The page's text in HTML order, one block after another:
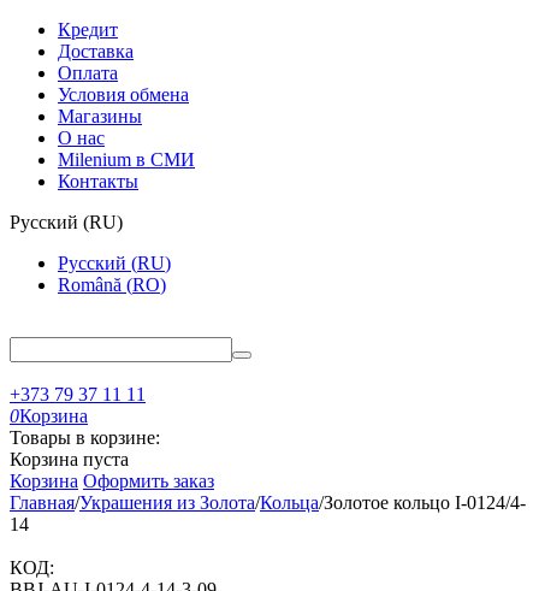
Кредит
Доставка
Оплата
Условия обмена
Магазины
О нас
Milenium в СМИ
Контакты
Русский (RU)
Русский (RU)
Română (RO)
+373 79 37 11 11
0Корзина
Товары в корзине:
Корзина пуста
Корзина Оформить заказ
Главная/Украшения из Золота/Кольца/Золотое кольцо I-0124/4-
14
КОД: